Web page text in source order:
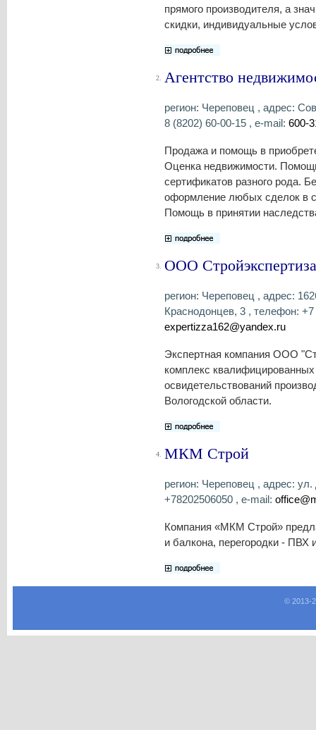
прямого производителя, а
скидки, индивидуальные
2. Агентство
регион: Череповец , адрес:
8 (8202) 60-00-15 , e-mail: 600-
Продажа и помощь в
Оценка недвижимости.
сертификатов разного рода.
оформление любых сделок в
Помощь в принятии
3. ООО Стройэкспертиза
регион: Череповец , адрес:
Краснодонцев, 3 , телефон:
expertizza162@yandex.ru
Экспертная компания ООО
комплекс
освидетельствований
Вологодской области.
4. МКМ Строй
регион: Череповец , адрес:
+78202506050 , e-mail:
Компания «МКМ Строй»
и балкона, перегородки - ПВХ
© 2013-